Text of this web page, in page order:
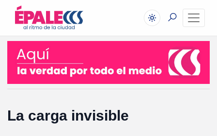
La carga invisible